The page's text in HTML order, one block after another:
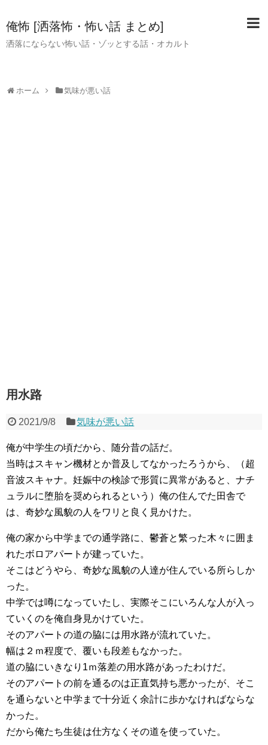
俺怖 [洒落怖・怖い話 まとめ]
洒落にならない怖い話・ゾッとする話・オカルト
ホーム 気味が悪い話
用水路
2021/9/8 気味が悪い話
俺が中学生の頃だから、随分昔の話だ。
当時はスキャン機材とか普及してなかったろうから、（超
音波スキャナ。妊娠中の検診で形質に異常があると、ナチ
ュラルに堕胎を奨められるという）俺の住んでた田舎で
は、奇妙な風貌の人をワリと良く見かけた。
俺の家から中学までの通学路に、鬱蒼と繁った木々に囲ま
れたボロアパートが建っていた。
そこはどうやら、奇妙な風貌の人達が住んでいる所らしか
った。
中学では噂になっていたし、実際そこにいろんな人が入っ
ていくのを俺自身見かけていた。
そのアパートの道の脇には用水路が流れていた。
幅は２ｍ程度で、覆いも段差もなかった。
道の脇にいきなり1ｍ落差の用水路があったわけだ。
そのアパートの前を通るのは正直気持ち悪かったが、そこ
を通らないと中学まで十分近く余計に歩かなければならな
かった。
だから俺たち生徒は仕方なくその道を使っていた。